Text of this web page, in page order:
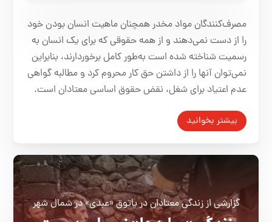
مصرف‌کنندگان مواد مخدر همچنان ماهیت انسان بودن خود
را از دست نمی‏‌دهند و از همه حقوقی که برای یک انسان به
رسمیت شناخته شده است به‌طور کامل برخوردارند، بنابراین
نمی‌توان آنها را از داشتن حق کار محروم کرد و مطالبه گواهی
عدم اعتیاد برای شغل، نقض حقوق اساسی معتادان است.
بیشتر بخوانید
گزارشی از زندگی معتادان در پاتوق «عبدی» در شمال شهر